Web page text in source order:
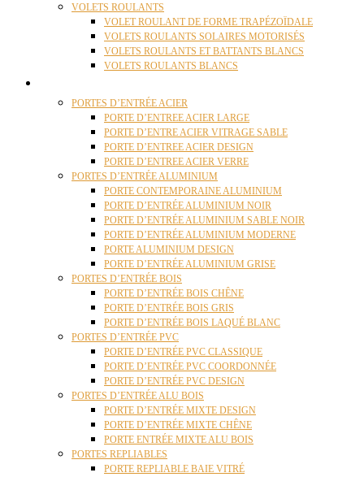
VOLETS ROULANTS
VOLET ROULANT DE FORME TRAPÉZOÏDALE
VOLETS ROULANTS SOLAIRES MOTORISÉS
VOLETS ROULANTS ET BATTANTS BLANCS
VOLETS ROULANTS BLANCS
PORTES D’ENTRÉE ACIER
PORTE D’ENTREE ACIER LARGE
PORTE D’ENTRE ACIER VITRAGE SABLE
PORTE D’ENTREE ACIER DESIGN
PORTE D’ENTREE ACIER VERRE
PORTES D’ENTRÉE ALUMINIUM
PORTE CONTEMPORAINE ALUMINIUM
PORTE D’ENTRÉE ALUMINIUM NOIR
PORTE D’ENTRÉE ALUMINIUM SABLE NOIR
PORTE D’ENTRÉE ALUMINIUM MODERNE
PORTE ALUMINIUM DESIGN
PORTE D’ENTRÉE ALUMINIUM GRISE
PORTES D’ENTRÉE BOIS
PORTE D’ENTRÉE BOIS CHÊNE
PORTE D’ENTRÉE BOIS GRIS
PORTE D’ENTRÉE BOIS LAQUÉ BLANC
PORTES D’ENTRÉE PVC
PORTE D’ENTRÉE PVC CLASSIQUE
PORTE D’ENTRÉE PVC COORDONNÉE
PORTE D’ENTRÉE PVC DESIGN
PORTES D’ENTRÉE ALU BOIS
PORTE D’ENTRÉE MIXTE DESIGN
PORTE D’ENTRÉE MIXTE CHÊNE
PORTE ENTRÉE MIXTE ALU BOIS
PORTES REPLIABLES
PORTE REPLIABLE BAIE VITRÉ